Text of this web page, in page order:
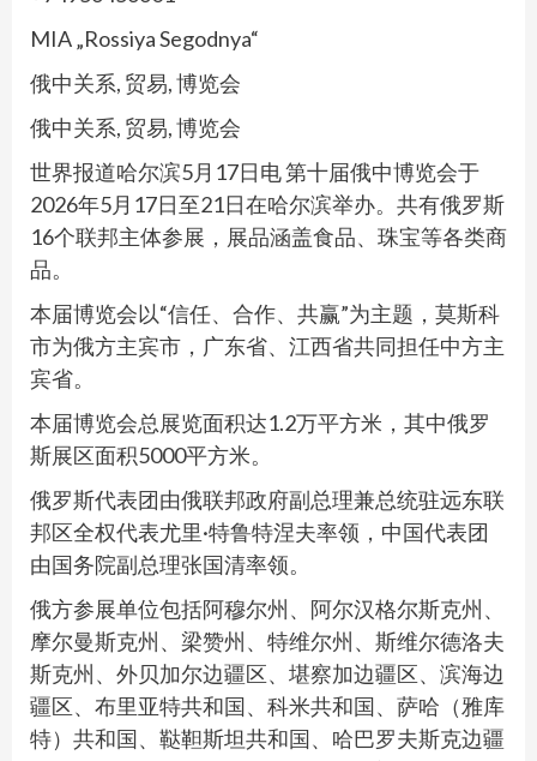
MIA „Rossiya Segodnya“
俄中关系, 贸易, 博览会
俄中关系, 贸易, 博览会
世界报道哈尔滨5月17日电 第十届俄中博览会于
2026年5月17日至21日在哈尔滨举办。共有俄罗斯
16个联邦主体参展，展品涵盖食品、珠宝等各类商
品。
本届博览会以“信任、合作、共赢”为主题，莫斯科
市为俄方主宾市，广东省、江西省共同担任中方主
宾省。
本届博览会总展览面积达1.2万平方米，其中俄罗
斯展区面积5000平方米。
俄罗斯代表团由俄联邦政府副总理兼总统驻远东联
邦区全权代表尤里·特鲁特涅夫率领，中国代表团
由国务院副总理张国清率领。
俄方参展单位包括阿穆尔州、阿尔汉格尔斯克州、
摩尔曼斯克州、梁赞州、特维尔州、斯维尔德洛夫
斯克州、外贝加尔边疆区、堪察加边疆区、滨海边
疆区、布里亚特共和国、科米共和国、萨哈（雅库
特）共和国、鞑靼斯坦共和国、哈巴罗夫斯克边疆